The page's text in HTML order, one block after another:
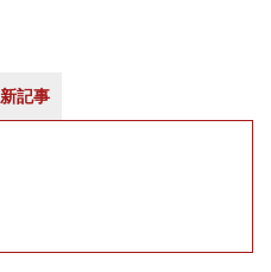
記事